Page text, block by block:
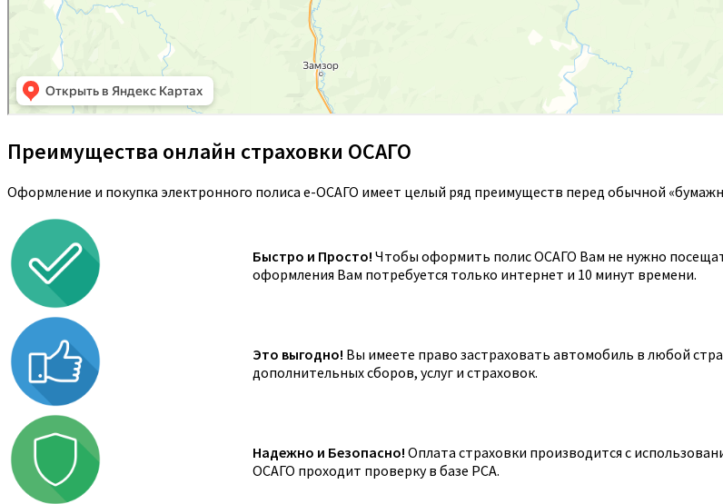
Преимущества онлайн страховки ОСАГО
Оформление и покупка электронного полиса е-ОСАГО имеет целый ряд преимуществ перед обычной
Быстро и Просто! Чтобы оформить полис ОСАГО Вам не нужно
оформления Вам потребуется только интернет и 10 минут времени.
Это выгодно! Вы имеете право застраховать автомобиль в любой
дополнительных сборов, услуг и страховок.
Надежно и Безопасно! Оплата страховки производится с
ОСАГО проходит проверку в базе РСА.